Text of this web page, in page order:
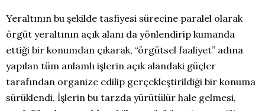
Yeraltının bu şekilde tasfiyesi sürecine paralel olarak
örgüt yeraltının açık alanı da yönlendirip kumanda
ettiği bir konumdan çıkarak, “örgütsel faaliyet” adına
yapılan tüm anlamlı işlerin açık alandaki güçler
tarafından organize edilip gerçekleştirildiği bir konuma
sürüklendi. İşlerin bu tarzda yürütülür hale gelmesi,